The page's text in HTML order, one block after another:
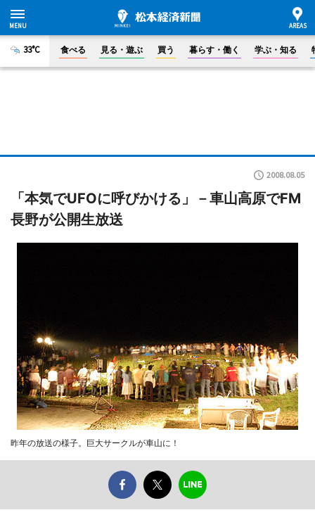
33°C 食べる 見る・遊ぶ 買う 暮らす・働く 学ぶ・知る
2008.08.05
「本気でUFOに呼びかける」－車山高原でFM
長野が公開生放送
昨年の放送の様子。巨大サークルが車山に！